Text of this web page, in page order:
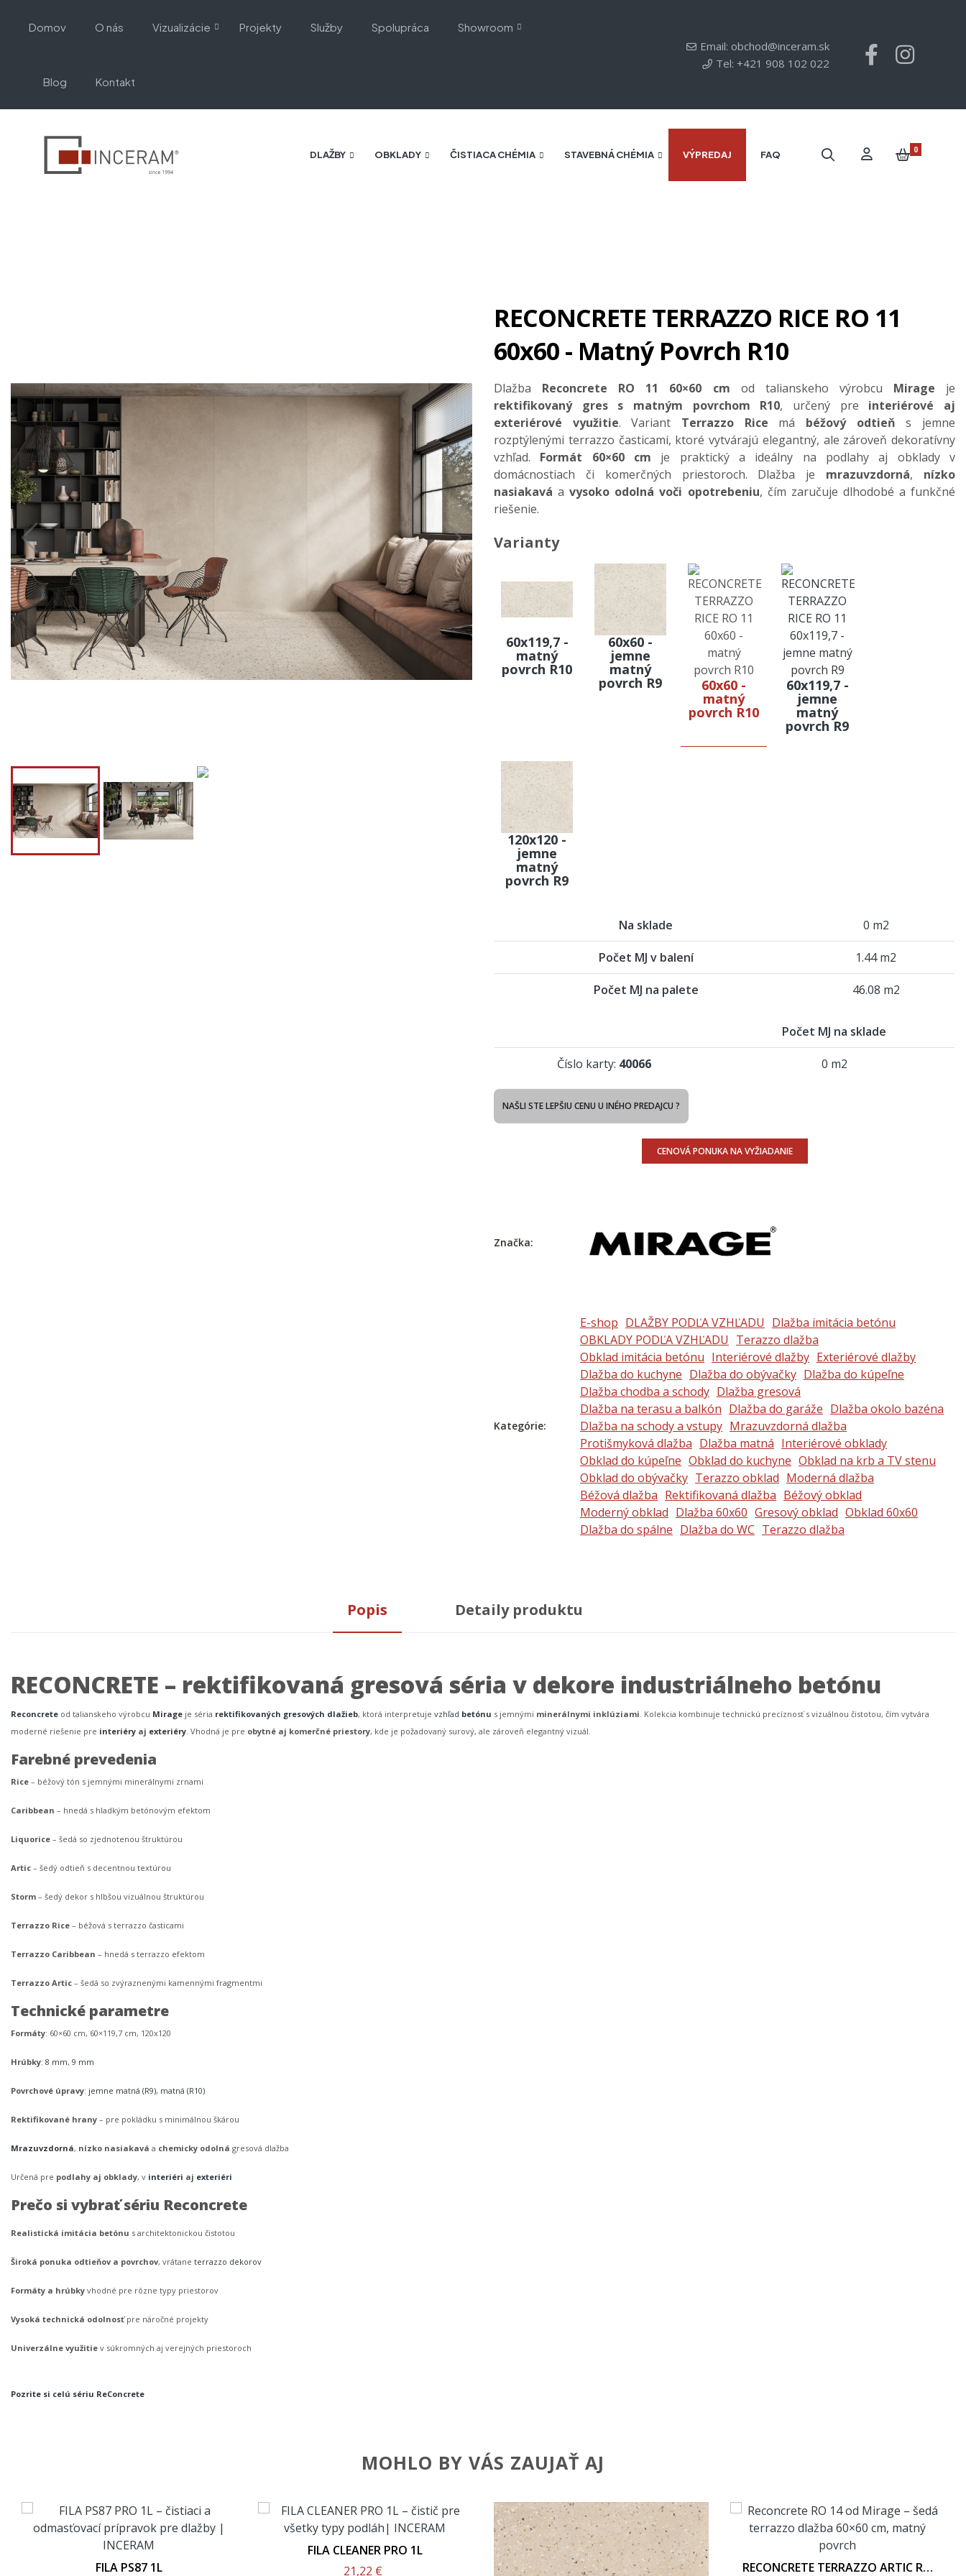
Domov O nás Vizualizácie Projekty Služby Spolupráca Showroom
Blog Kontakt
Email: obchod@inceram.sk
Tel: +421 908 102 022
DLAŽBY OBKLADY ČISTIACA CHÉMIA STAVEBNÁ CHÉMIA VÝPREDAJ FAQ 0
RECONCRETE TERRAZZO RICE RO 11
60x60 - Matný Povrch R10
Dlažba Reconcrete RO 11 60×60 cm od talianskeho výrobcu Mirage je
rektifikovaný gres s matným povrchom R10, určený pre interiérové aj
exteriérové využitie. Variant Terrazzo Rice má béžový odtieň s jemne
rozptýlenými terrazzo časticami, ktoré vytvárajú elegantný, ale zároveň dekoratívny
vzhľad. Formát 60×60 cm je praktický a ideálny na podlahy aj obklady v
domácnostiach či komerčných priestoroch. Dlažba je mrazuvzdorná, nízko
nasiakavá avysoko odolná voči opotrebeniu, čím zaručuje dlhodobé a funkčné
riešenie.
Varianty
60x119,7 -
matný
povrch R10
60x60 -
jemne
matný
povrch R9 60x60 -
matný
povrch R10
60x119,7 -
jemne
matný
povrch R9
120x120 -
jemne
matný
povrch R9
Na sklade 0 m2
Počet MJ v balení 1.44 m2
Počet MJ na palete 46.08 m2
Počet MJ na sklade
Číslo karty: 40066 0 m2
NAŠLI STE LEPŠIU CENU U INÉHO PREDAJCU ?
CENOVÁ PONUKA NA VYŽIADANIE
Značka:
Kategórie:
E-shop DLAŽBY PODĽA VZHĽADU Dlažba imitácia betónu
OBKLADY PODĽA VZHĽADU Terazzo dlažba
Obklad imitácia betónu Interiérové dlažby Exteriérové dlažby
Dlažba do kuchyne Dlažba do obývačky Dlažba do kúpeľne
Dlažba chodba a schody Dlažba gresová
Dlažba na terasu a balkón Dlažba do garáže Dlažba okolo bazéna
Dlažba na schody a vstupy Mrazuvzdorná dlažba
Protišmyková dlažba Dlažba matná Interiérové obklady
Obklad do kúpeľne Obklad do kuchyne Obklad na krb a TV stenu
Obklad do obývačky Terazzo obklad Moderná dlažba
Béžová dlažba Rektifikovaná dlažba Béžový obklad
Moderný obklad Dlažba 60x60 Gresový obklad Obklad 60x60
Dlažba do spálne Dlažba do WC Terazzo dlažba
Popis Detaily produktu
RECONCRETE – rektifikovaná gresová séria v dekore industriálneho betónu
Reconcrete od talianskeho výrobcu Mirage je séria rektifikovaných gresových dlažieb, ktorá interpretuje vzhľad betónu s jemnými minerálnymi inklúziami . Kolekcia kombinuje technickú precíznosť s vizuálnou čistotou, čím vytvára
moderné riešenie pre interiéry aj exteriéry . Vhodná je pre obytné aj komerčné priestory, kde je požadovaný surový, ale zároveň elegantný vizuál.
Farebné prevedenia
Rice – béžový tón s jemnými minerálnymi zrnami
Caribbean – hnedá s hladkým betónovým efektom
Liquorice – šedá so zjednotenou štruktúrou
Artic – šedý odtieň s decentnou textúrou
Storm – šedý dekor s hlbšou vizuálnou štruktúrou
Terrazzo Rice – béžová s terrazzo časticami
Terrazzo Caribbean – hnedá s terrazzo efektom
Terrazzo Artic – šedá so zvýraznenými kamennými fragmentmi
Technické parametre
Formáty: 60×60 cm, 60×119,7 cm, 120x120
Hrúbky: 8 mm, 9 mm
Povrchové úpravy: jemne matná (R9), matná (R10)
Rektifikované hrany – pre pokládku s minimálnou škárou
Mrazuvzdorná, nízko nasiakavá a chemicky odolná gresová dlažba
Určená pre podlahy aj obklady, v interiéri aj exteriéri
Prečo si vybrať sériu Reconcrete
Realistická imitácia betónu s architektonickou čistotou
Široká ponuka odtieňov a povrchov, vrátane terrazzo dekorov
Formáty a hrúbky vhodné pre rôzne typy priestorov
Vysoká technická odolnosťpre náročné projekty
Univerzálne využitie v súkromných aj verejných priestoroch
Pozrite si celú sériu ReConcrete
MOHLO BY VÁS ZAUJAŤ AJ
FILA PS87 1L
FILA CLEANER PRO 1L
21,22 €
RECONCRETE TERRAZZO ARTIC RO